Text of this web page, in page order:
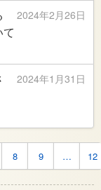
2024年2月26日
2024年1月31日
8 9 … 12